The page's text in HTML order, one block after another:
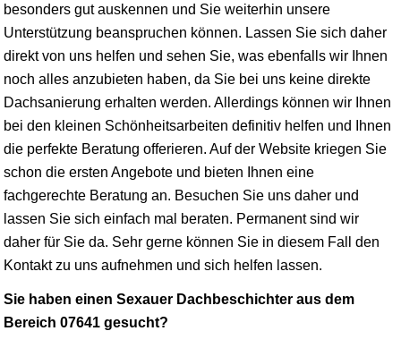
besonders gut auskennen und Sie weiterhin unsere
Unterstützung beanspruchen können. Lassen Sie sich daher
direkt von uns helfen und sehen Sie, was ebenfalls wir Ihnen
noch alles anzubieten haben, da Sie bei uns keine direkte
Dachsanierung erhalten werden. Allerdings können wir Ihnen
bei den kleinen Schönheitsarbeiten definitiv helfen und Ihnen
die perfekte Beratung offerieren. Auf der Website kriegen Sie
schon die ersten Angebote und bieten Ihnen eine
fachgerechte Beratung an. Besuchen Sie uns daher und
lassen Sie sich einfach mal beraten. Permanent sind wir
daher für Sie da. Sehr gerne können Sie in diesem Fall den
Kontakt zu uns aufnehmen und sich helfen lassen.
Sie haben einen Sexauer Dachbeschichter aus dem
Bereich 07641 gesucht?